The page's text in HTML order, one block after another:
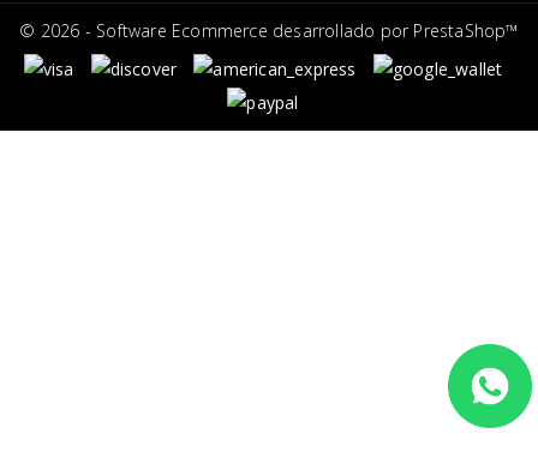
© 2026 - Software Ecommerce desarrollado por PrestaShop™